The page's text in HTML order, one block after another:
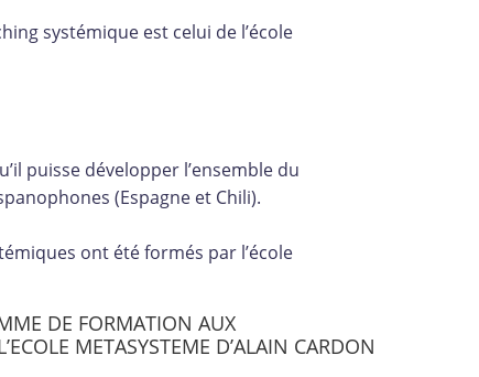
systémique est celui de l’école
puisse développer l’ensemble du
(Espagne et Chili).
ont été formés par l’école
DE FORMATION AUX
METASYSTEME D’ALAIN CARDON